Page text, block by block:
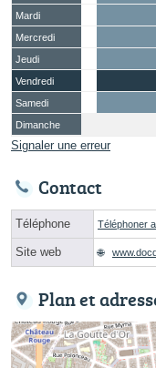
Mardi
Mercredi
Jeudi
Vendredi
Samedi
Dimanche
Signaler une erreur
Contact
Téléphone Téléphoner
Site web
Plan et